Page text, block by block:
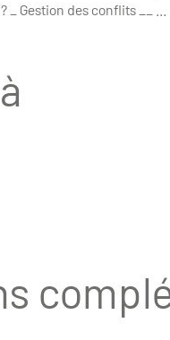
_ Gestion des conflits __ ...